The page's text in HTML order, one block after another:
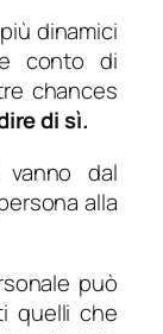
dinamici
conto di
chances
di sì.
vanno dal
alla
può
quelli che